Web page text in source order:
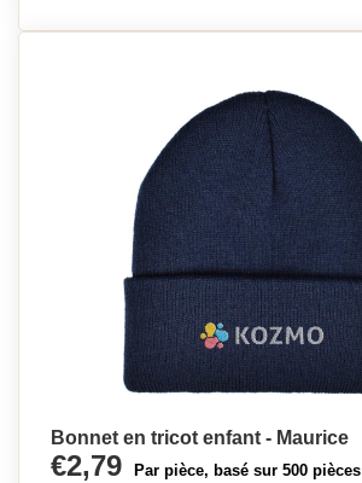
Bonnet en tricot enfant - Maurice
€2,79 Par pièce, basé sur 500 pièces